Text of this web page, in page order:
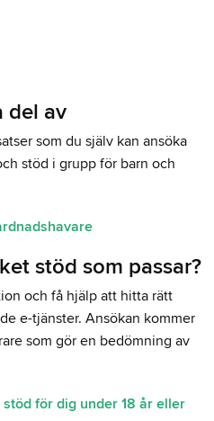
del av
som du själv kan ansöka
stöd i grupp för barn och
stöd som passar?
och få hjälp att hitta rätt
e-tjänster. Ansökan kommer
som gör en bedömning av
för dig under 18 år eller